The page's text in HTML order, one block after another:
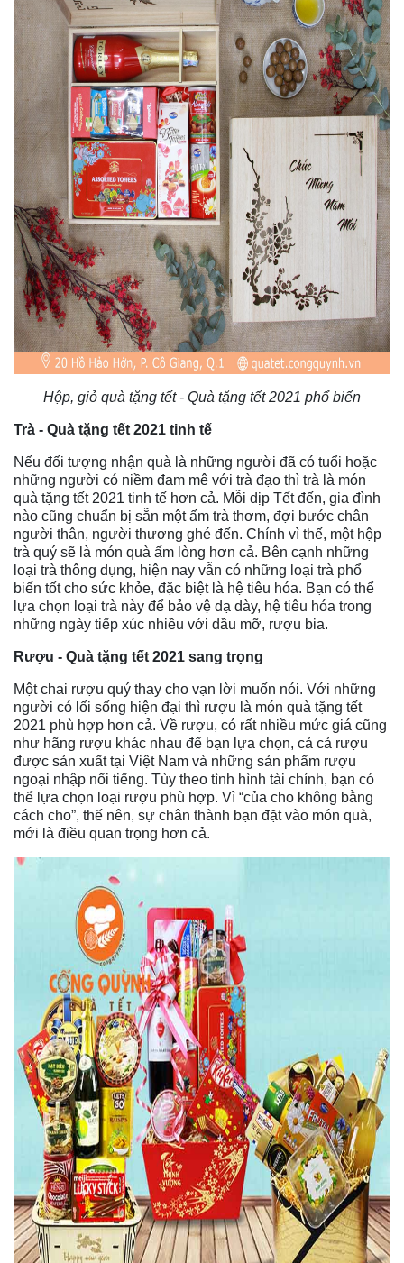
Hộp, giỏ quà tặng tết - Quà tặng tết 2021 phổ biến
Trà - Quà tặng tết 2021 tinh tế
Nếu đối tượng nhận quà là những người đã có tuổi hoặc
những người có niềm đam mê với trà đạo thì trà là món
quà tặng tết 2021 tinh tế hơn cả. Mỗi dịp Tết đến, gia đình
nào cũng chuẩn bị sẵn một ấm trà thơm, đợi bước chân
người thân, người thương ghé đến. Chính vì thế, một hộp
trà quý sẽ là món quà ấm lòng hơn cả. Bên cạnh những
loại trà thông dụng, hiện nay vẫn có những loại trà phổ
biến tốt cho sức khỏe, đặc biệt là hệ tiêu hóa. Bạn có thể
lựa chọn loại trà này để bảo vệ dạ dày, hệ tiêu hóa trong
những ngày tiếp xúc nhiều với dầu mỡ, rượu bia.
Rượu - Quà tặng tết 2021 sang trọng
Một chai rượu quý thay cho vạn lời muốn nói. Với những
người có lối sống hiện đại thì rượu là món quà tặng tết
2021 phù hợp hơn cả. Về rượu, có rất nhiều mức giá cũng
như hãng rượu khác nhau để bạn lựa chọn, cả cả rượu
được sản xuất tại Việt Nam và những sản phẩm rượu
ngoại nhập nổi tiếng. Tùy theo tình hình tài chính, bạn có
thể lựa chọn loại rượu phù hợp. Vì “của cho không bằng
cách cho”, thế nên, sự chân thành bạn đặt vào món quà,
mới là điều quan trọng hơn cả.